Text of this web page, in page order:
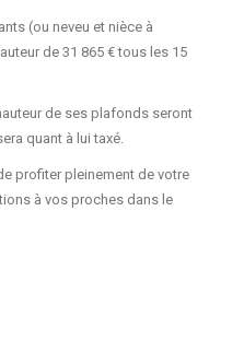
(ou neveu et nièce à
de 31 865 € tous les 15
de ses plafonds seront
quant à lui taxé.
profiter pleinement de votre
à vos proches dans le